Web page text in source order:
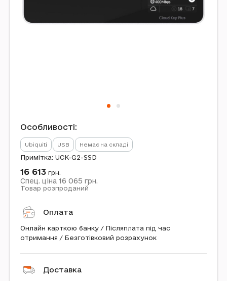
Особливості:
Ubiquiti USB Немає на складі
Примітка: UCK-G2-SSD
16 613 грн.
Спец. ціна 16 065 грн.
Товар розпроданий
Оплата
Онлайн карткою банку / Післяплата під час
отримання / Безготівковий розрахунок
Доставка